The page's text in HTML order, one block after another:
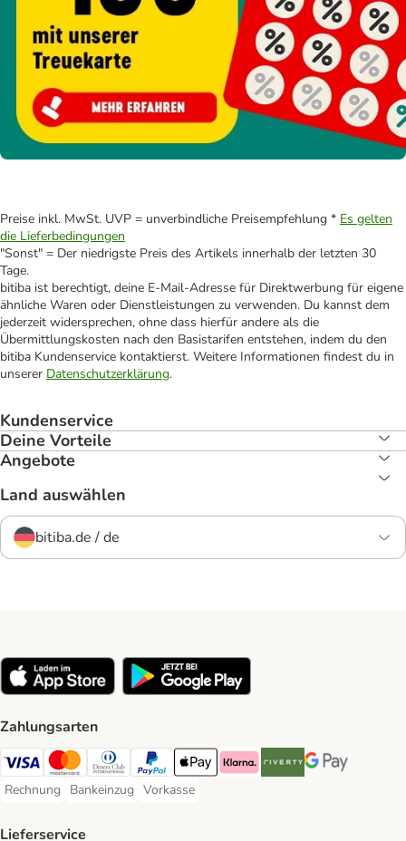
Preise inkl. MwSt. UVP = unverbindliche Preisempfehlung * Es gelten
die Lieferbedingungen
"Sonst" = Der niedrigste Preis des Artikels innerhalb der letzten 30
Tage.
bitiba ist berechtigt, deine E-Mail-Adresse für Direktwerbung für eigene
ähnliche Waren oder Dienstleistungen zu verwenden. Du kannst dem
jederzeit widersprechen, ohne dass hierfür andere als die
Übermittlungskosten nach den Basistarifen entstehen, indem du den
bitiba Kundenservice kontaktierst. Weitere Informationen findest du in
unserer Datenschutzerklärung.
Kundenservice
Deine Vorteile
Angebote
Land auswählen
bitiba.de / de
Zahlungsarten
Visa Payment Method
Mastercard Payment Method
Diners Club Payment Method
PayPal Payment Method
Apple Pay Payment Method
Klarna Payment Method
Riverty Payment Method
Google Pay
Rechnung
Rechnung Payment Method
Bankeinzug
Bankeinzug Payment Method
Vorkasse
Vorkasse Payment Method
Lieferservice